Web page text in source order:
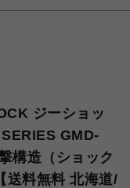
ジーショッ
GMD-
構造（ショック
送料無料 北海道/